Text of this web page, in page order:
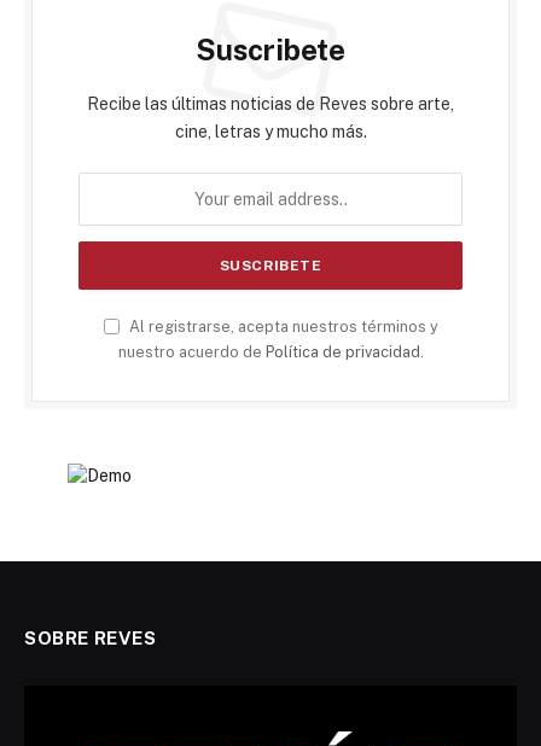
Suscribete
Recibe las últimas noticias de Reves sobre arte,
cine, letras y mucho más.
Al registrarse, acepta nuestros términos y
nuestro acuerdo de Política de privacidad .
SOBRE REVES